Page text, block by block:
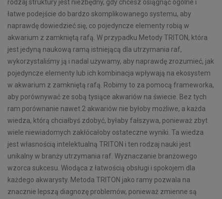
rodzaj struktury jest niezbędny, gdy chcesz osiągnąć ogólne i
łatwe podejście do bardzo skomplikowanego systemu, aby
naprawdę dowiedzieć się, co pojedyncze elementy robią w
akwarium z zamkniętą rafą. W przypadku Metody TRITON, która
jest jedyną naukową ramą istniejącą dla utrzymania raf,
wykorzystaliśmy ją i nadal używamy, aby naprawdę zrozumieć, jak
pojedyncze elementy lub ich kombinacja wpływają na ekosystem
w akwarium z zamkniętą rafą. Robimy to za pomocą frameworka,
aby porównywać ze sobą tysiące akwariów na świecie. Bez tych
ram porównanie nawet 2 akwariów nie byłoby możliwe, a każda
wiedza, którą chciałbyś zdobyć, byłaby fałszywa, ponieważ zbyt
wiele niewiadomych zakłócałoby ostateczne wyniki. Ta wiedza
jest własnością intelektualną TRITON i ten rodzaj nauki jest
unikalny w branży utrzymania raf. Wyznaczanie branżowego
wzorca sukcesu. Wiodąca z łatwością obsługi i spokojem dla
każdego akwarysty. Metoda TRITON jako ramy pozwala na
znacznie lepszą diagnozę problemów, ponieważ zmienne są